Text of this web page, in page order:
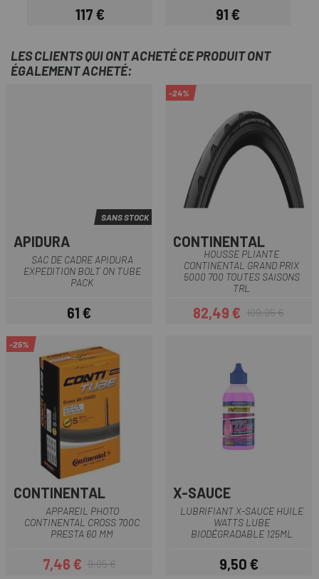
Prix
117 € Prix
91 €
LES CLIENTS QUI ONT ACHETÉ CE PRODUIT ONT
ÉGALEMENT ACHETÉ:
SANS STOCK
APIDURA
SAC DE CADRE APIDURA
EXPEDITION BOLT ON TUBE
PACK
Prix
61 €
-24%
CONTINENTAL
HOUSSE PLIANTE
CONTINENTAL GRAND PRIX
5000 700 TOUTES SAISONS
TRL
Prix
82,49 €Prix habituel
109,95 €
-25%
CONTINENTAL
APPAREIL PHOTO
CONTINENTAL CROSS 700C
PRESTA 60 MM
Prix
7,46 €Prix habituel
9,95 €
X-SAUCE
LUBRIFIANT X-SAUCE HUILE
WATTS LUBE
BIODÉGRADABLE 125ML
Prix
9,50 €